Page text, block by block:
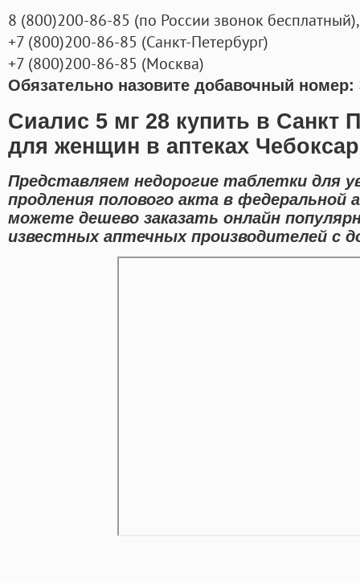
8 (800)200-86-85 (по России звонок бесплатный),
+7 (800)200-86-85 (Санкт-Петербург)
+7 (800)200-86-85 (Москва)
Обязательно назовите добавочный номер:
Сиалис 5 мг 28 купить в Санкт
для женщин в аптеках
Представляем недорогие таблетки для
продления полового акта в федеральной
можете дешево заказать онлайн
известных аптечных производителей с